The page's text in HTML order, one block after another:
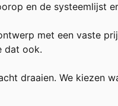
en de systeemlijst
met een vaste
dat ook.
draaien. We kiezen